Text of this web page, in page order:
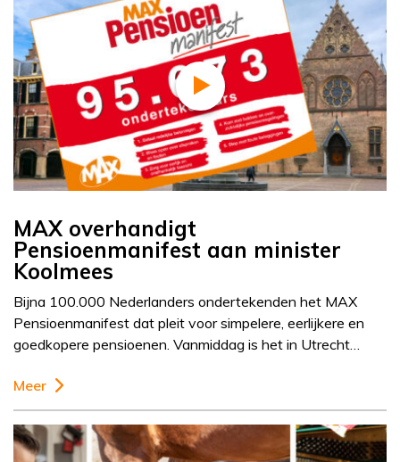
MAX overhandigt
Pensioenmanifest aan minister
Koolmees
Bijna 100.000 Nederlanders ondertekenden het MAX
Pensioenmanifest dat pleit voor simpelere, eerlijkere en
goedkopere pensioenen. Vanmiddag is het in Utrecht…
Meer